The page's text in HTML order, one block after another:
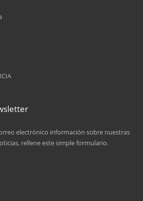
electrónico información sobre nuestras
rellene este simple formulario.